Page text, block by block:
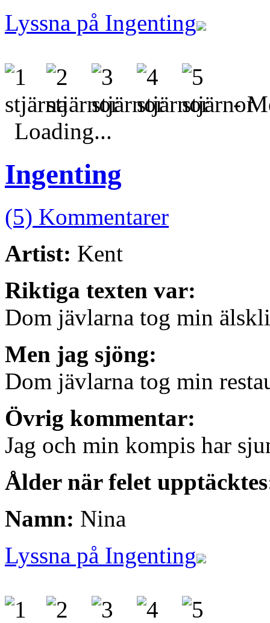
Lyssna på Ingenting
-
Loading...
Ingenting
(5) Kommentarer
Artist: Kent
Riktiga texten var:
Dom jävlarna tog min
Men jag sjöng:
Dom jävlarna tog min
Övrig kommentar:
Jag och min kompis har
Ålder när felet
Namn: Nina
Lyssna på Ingenting